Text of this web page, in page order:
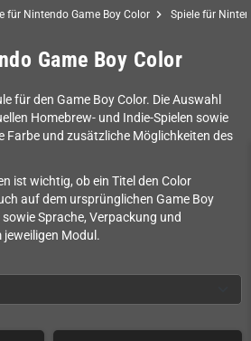
für Nintendo Game Boy Color chevron_right Spiele für
Game Boy Color
für den Game Boy Color. Die Auswahl
Homebrew- und Indie-Spielen sowie
Farbe und zusätzliche Möglichkeiten des
ist wichtig, ob ein Titel den Color
auf dem ursprünglichen Game Boy
Sprache, Verpackung und
Modul.